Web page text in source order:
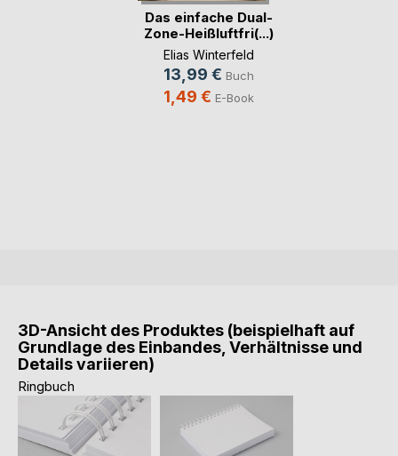
Das einfache Dual-
Zone-Heißluftfri(...)
Elias Winterfeld
13,99 € Buch
1,49 € E-Book
3D-Ansicht des Produktes (beispielhaft auf
Grundlage des Einbandes, Verhältnisse und
Details variieren)
Ringbuch